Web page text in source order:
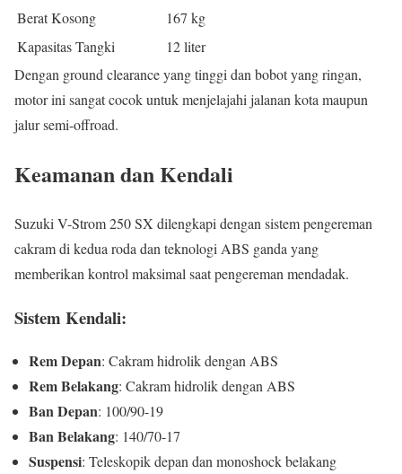
Berat Kosong
167 kg
Kapasitas Tangki
12 liter
Dengan ground clearance yang tinggi dan bobot yang ringan,
motor ini sangat cocok untuk menjelajahi jalanan kota maupun
jalur semi-offroad.
Keamanan dan Kendali
Suzuki V-Strom 250 SX dilengkapi dengan sistem pengereman
cakram di kedua roda dan teknologi ABS ganda yang
memberikan kontrol maksimal saat pengereman mendadak.
Sistem Kendali:
Rem Depan: Cakram hidrolik dengan ABS
Rem Belakang: Cakram hidrolik dengan ABS
Ban Depan: 100/90-19
Ban Belakang: 140/70-17
Suspensi: Teleskopik depan dan monoshock belakang